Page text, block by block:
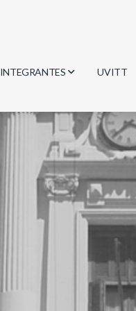
INTEGRANTES
Investigadores
Estudiantes
Egresados
UVITT